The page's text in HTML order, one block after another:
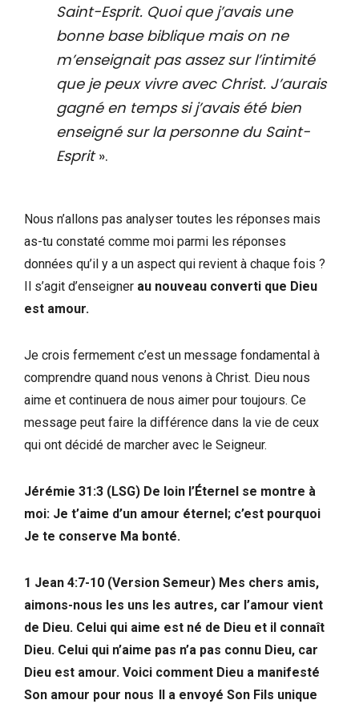
Saint-Esprit. Quoi que j’avais une
bonne base biblique mais on ne
m’enseignait pas assez sur l’intimité
que je peux vivre avec Christ. J’aurais
gagné en temps si j’avais été bien
enseigné sur la personne du Saint-
Esprit».
Nous n’allons pas analyser toutes les réponses mais
as-tu constaté comme moi parmi les réponses
données qu’il y a un aspect qui revient à chaque fois ?
Il s’agit d’enseigner au nouveau converti que Dieu
est amour.
Je crois fermement c’est un message fondamental à
comprendre quand nous venons à Christ. Dieu nous
aime et continuera de nous aimer pour toujours. Ce
message peut faire la différence dans la vie de ceux
qui ont décidé de marcher avec le Seigneur.
Jérémie 31:3 (LSG) De loin l’Éternel se montre à
moi: Je t’aime d’un amour éternel; c’est pourquoi
Je te conserve Ma bonté.
1 Jean 4:7-10 (Version Semeur) Mes chers amis,
aimons-nous les uns les autres, car l’amour vient
de Dieu. Celui qui aime est né de Dieu et il connaît
Dieu. Celui qui n’aime pas n’a pas connu Dieu, car
Dieu est amour. Voici comment Dieu a manifesté
Son amour pour nous Il a envoyé Son Fils unique